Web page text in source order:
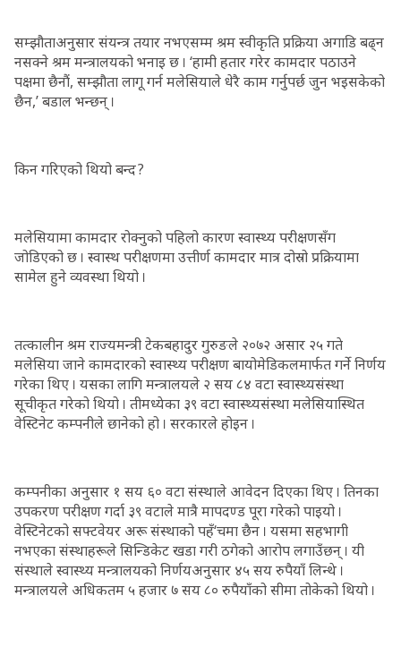
सम्झौताअनुसार संयन्त्र तयार नभएसम्म श्रम स्वीकृति प्रक्रिया अगाडि बढ्न
नसक्ने श्रम मन्त्रालयको भनाइ छ । ‘हामी हतार गरेर कामदार पठाउने
पक्षमा छैनौं, सम्झौता लागू गर्न मलेसियाले धेरै काम गर्नुपर्छ जुन भइसकेको
छैन,’ बडाल भन्छन् ।
किन गरिएको थियो बन्द ?
मलेसियामा कामदार रोक्नुको पहिलो कारण स्वास्थ्य परीक्षणसँग
जोडिएको छ । स्वास्थ परीक्षणमा उत्तीर्ण कामदार मात्र दोस्रो प्रक्रियामा
सामेल हुने व्यवस्था थियो ।
तत्कालीन श्रम राज्यमन्त्री टेकबहादुर गुरुङले २०७२ असार २५ गते
मलेसिया जाने कामदारको स्वास्थ्य परीक्षण बायोमेडिकलमार्फत गर्ने निर्णय
गरेका थिए । यसका लागि मन्त्रालयले २ सय ८४ वटा स्वास्थ्यसंस्था
सूचीकृत गरेको थियो । तीमध्येका ३९ वटा स्वास्थ्यसंस्था मलेसियास्थित
वेस्टिनेट कम्पनीले छानेको हो । सरकारले होइन ।
कम्पनीका अनुसार १ सय ६० वटा संस्थाले आवेदन दिएका थिए । तिनका
उपकरण परीक्षण गर्दा ३९ वटाले मात्रै मापदण्ड पूरा गरेको पाइयो ।
वेस्टिनेटको सफ्टवेयर अरू संस्थाको पहँ‘चमा छैन । यसमा सहभागी
नभएका संस्थाहरूले सिन्डिकेट खडा गरी ठगेको आरोप लगाउँछन् । यी
संस्थाले स्वास्थ्य मन्त्रालयको निर्णयअनुसार ४५ सय रुपैयाँ लिन्थे ।
मन्त्रालयले अधिकतम ५ हजार ७ सय ८० रुपैयाँको सीमा तोकेको थियो ।